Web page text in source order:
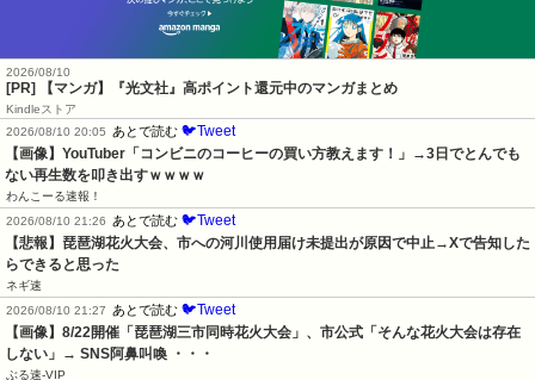
2026/08/10
[PR] 【マンガ】『光文社』高ポイント還元中のマンガまとめ
Kindleストア
2026/08/10 20:05
あとで読む 🐦Tweet
【画像】YouTuber「コンビニのコーヒーの買い方教えます！」→3日でとんでも
ない再生数を叩き出すｗｗｗｗ
わんこーる速報！
2026/08/10 21:26
あとで読む 🐦Tweet
【悲報】琵琶湖花火大会、市への河川使用届け未提出が原因で中止→Xで告知した
らできると思った
ネギ速
2026/08/10 21:27
あとで読む 🐦Tweet
【画像】8/22開催「琵琶湖三市同時花火大会」、市公式「そんな花火大会は存在
しない」→ SNS阿鼻叫喚 ・・・
ぶる速-VIP